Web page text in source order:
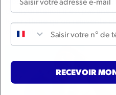
déshydratation n’est pas une
leur rythme qu’on réinvente
optimale.
Numéro de téléphone
RECEVOIR